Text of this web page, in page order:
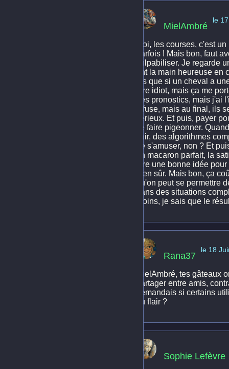
MielAmbré
le
Moi, les courses, c'est
parfois ! Mais bon, faut
culpabiliser. Je regarde
ont la main heureuse
dis que si un cheval a
être idiot, mais ça me
des pronostics, mais j'ai
infuse, mais au final, ils
sérieux. Et puis, payer
se faire pigeonner.
finir, des algorithmes
de s'amuser, non ? Et
un macaron parfait, la
être une bonne idée
bien sûr. Mais bon, ça
qu'on peut se permettre
dans des situations
moins, je sais que le
Rana37
le 18
MielAmbré, tes gâteaux
partager entre amis,
demandais si certains
du flair ?
Sophie Lefèvre